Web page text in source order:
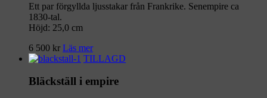
Ett par förgyllda ljusstakar från Frankrike. Senempire ca
1830-tal.
Höjd: 25,0 cm
6 500 kr Läs mer
TILLAGD
Bläckställ i empire